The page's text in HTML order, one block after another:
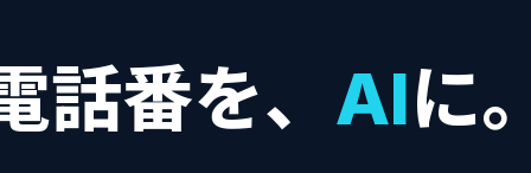
話番を、 AIに。